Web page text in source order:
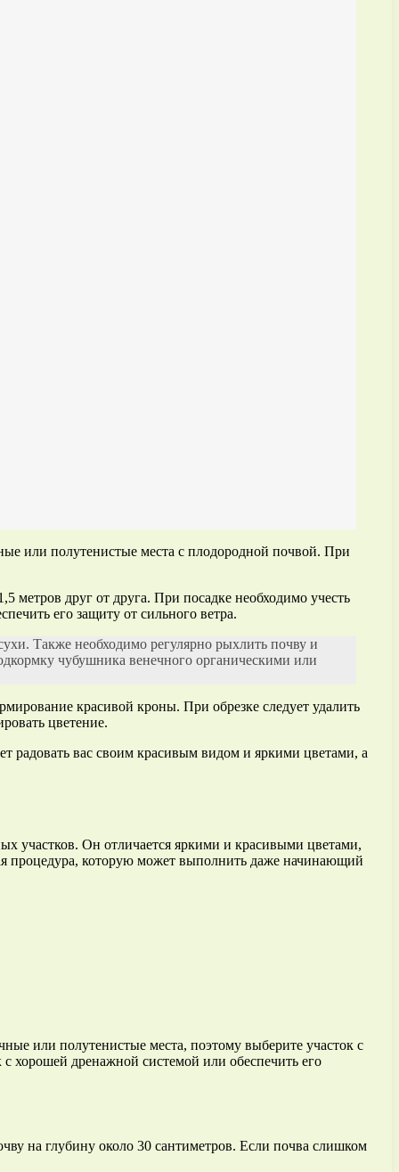
или полутенистые места с плодородной почвой. При
метров друг от друга. При посадке необходимо учесть
его защиту от сильного ветра.
Также необходимо регулярно рыхлить почву и
чубушника венечного органическими или
красивой кроны. При обрезке следует удалить
цветение.
радовать вас своим красивым видом и яркими цветами, а
участков. Он отличается яркими и красивыми цветами,
процедура, которую может выполнить даже начинающий
или полутенистые места, поэтому выберите участок с
хорошей дренажной системой или обеспечить его
на глубину около 30 сантиметров. Если почва слишком